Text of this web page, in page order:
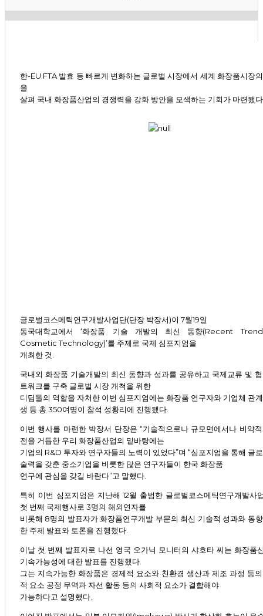
한-EU FTA 발효 등 빠르게 변화하는 글로벌 시장에서 세계 화장품시장
을
살펴 국내 화장품산업의 경쟁력을 강화 방안을 모색하는 기회가 마련됐
글로벌코스메틱연구개발사업단(단장 박장서)이 7월19일
동국대학교에서 ‘화장품 기술 개발의 최신 동향(Recent
Cosmetic Technology)’를 주제로 국제 심포지엄을
개최한 것.
국내외 화장품 기술개발의 최신 동향과 성과를 공유하고 국제교류 및
트워크를 구축 글로벌 시장 개척을 위한
디딤돌의 역할을 자처한 이번 심포지엄에는 화장품 연구자와 기업체 관
생 등 총 350여명이 참석 성황리에 진행됐다.
이번 행사를 마련한 박장서 단장은 “기술적으로나 규모면에서나 비약
전을 거듭한 우리 화장품산업의 밑바탕에는
기업의 R&D 투자와 연구자들의 노력이 있었다”며 “심포지엄을 통해 글
술력을 갖춘 중소기업을 비롯한 많은 연구자들이 한국 화장품
연구에 관심을 갖길 바란다”고 말했다.
특히 이번 심포지엄은 지난해 12월 출범한 글로벌코스메틱연구개발사
첫 번째 국제행사로 3명의 해외연자를
비롯해 8명의 발표자가 화장품연구개발 부문의 최신 기술적 성과와 동
한 주제 발표와 토론을 진행했다.
이날 첫 번째 발표자로 나선 영국 오가닉 모니터의 샤호타 씨는 화장품
기속가능성에 대한 발표를 진행했다.
그는 지속가능한 화장품은 경제적 요소와 친환경 생산과 제조 과정 등
적 요소 공정 무역과 자선 활동 등의 사회적 요소가 결합해야
가능하다고 설명했다.